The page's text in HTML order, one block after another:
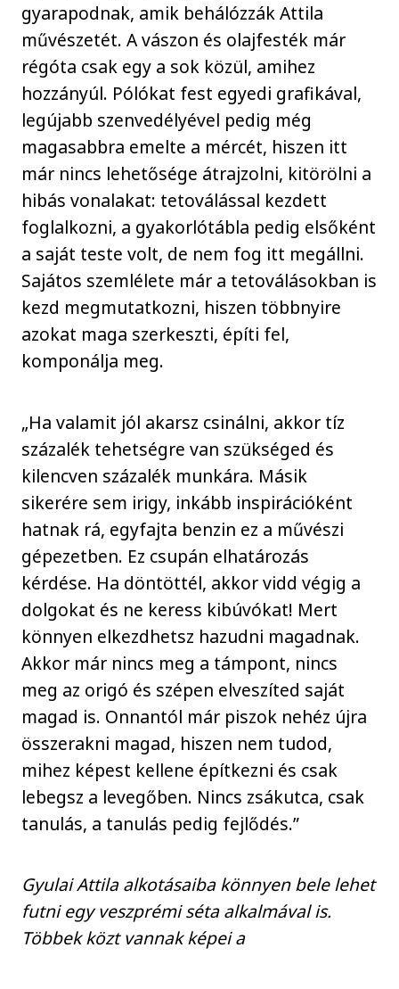
gyarapodnak, amik behálózzák Attila
művészetét. A vászon és olajfesték már
régóta csak egy a sok közül, amihez
hozzányúl. Pólókat fest egyedi grafikával,
legújabb szenvedélyével pedig még
magasabbra emelte a mércét, hiszen itt
már nincs lehetősége átrajzolni, kitörölni a
hibás vonalakat: tetoválással kezdett
foglalkozni, a gyakorlótábla pedig elsőként
a saját teste volt, de nem fog itt megállni.
Sajátos szemlélete már a tetoválásokban is
kezd megmutatkozni, hiszen többnyire
azokat maga szerkeszti, építi fel,
komponálja meg.
„Ha valamit jól akarsz csinálni, akkor tíz
százalék tehetségre van szükséged és
kilencven százalék munkára. Másik
sikerére sem irigy, inkább inspirációként
hatnak rá, egyfajta benzin ez a művészi
gépezetben. Ez csupán elhatározás
kérdése. Ha döntöttél, akkor vidd végig a
dolgokat és ne keress kibúvókat! Mert
könnyen elkezdhetsz hazudni magadnak.
Akkor már nincs meg a támpont, nincs
meg az origó és szépen elveszíted saját
magad is. Onnantól már piszok nehéz újra
összerakni magad, hiszen nem tudod,
mihez képest kellene építkezni és csak
lebegsz a levegőben. Nincs zsákutca, csak
tanulás, a tanulás pedig fejlődés.”
Gyulai Attila alkotásaiba könnyen bele lehet
futni egy veszprémi séta alkalmával is.
Többek közt vannak képei a